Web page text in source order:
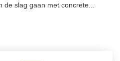
slag gaan met concrete...